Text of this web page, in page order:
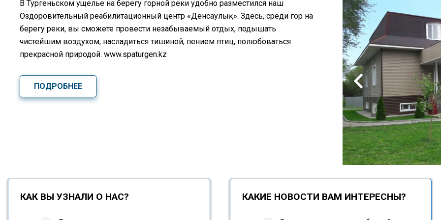
В Тургеньском ущелье на берегу горной реки удобно разместился наш
Оздоровительный реабилитационный центр «Денсаулық». Здесь, среди гор на
берегу реки, вы сможете провести незабываемый отдых, подышать
чистейшим воздухом, насладиться тишиной, пением птиц, полюбоваться
прекрасной природой. www.spaturgen.kz
ПОДРОБНЕЕ
КАК ВЫ УЗНАЛИ О НАС? КАКИЕ НОВОСТИ ВАМ ИНТЕРЕСНЫ?